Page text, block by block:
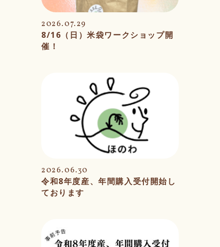
2026.07.29
8/16（日）米袋ワークショップ開
催！
2026.06.30
令和8年度産、年間購入受付開始し
ております